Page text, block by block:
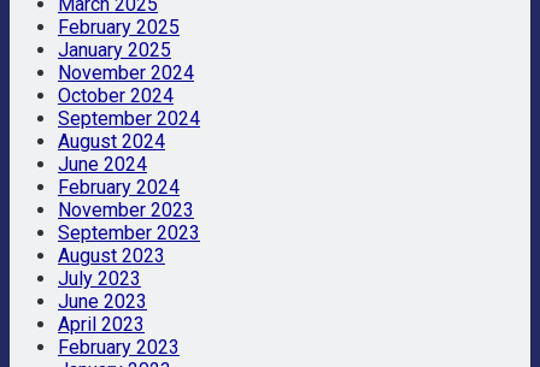
February 2025
January 2025
November 2024
October 2024
September 2024
August 2024
June 2024
February 2024
November 2023
September 2023
August 2023
July 2023
June 2023
April 2023
February 2023